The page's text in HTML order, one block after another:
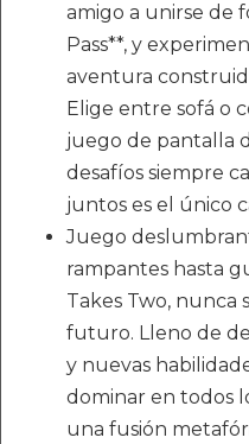
amigo a unirse de
Pass**, y
aventura
Elige entre sofá o
juego de pantalla
desafíos siempre
juntos es el único
Juego
rampantes hasta
Takes Two, nunca
futuro. Lleno de
y nuevas
dominar en todos
una fusión